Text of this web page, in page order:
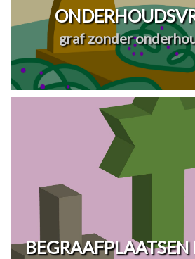
graf zonder
BEGRAAFPLAATSEN